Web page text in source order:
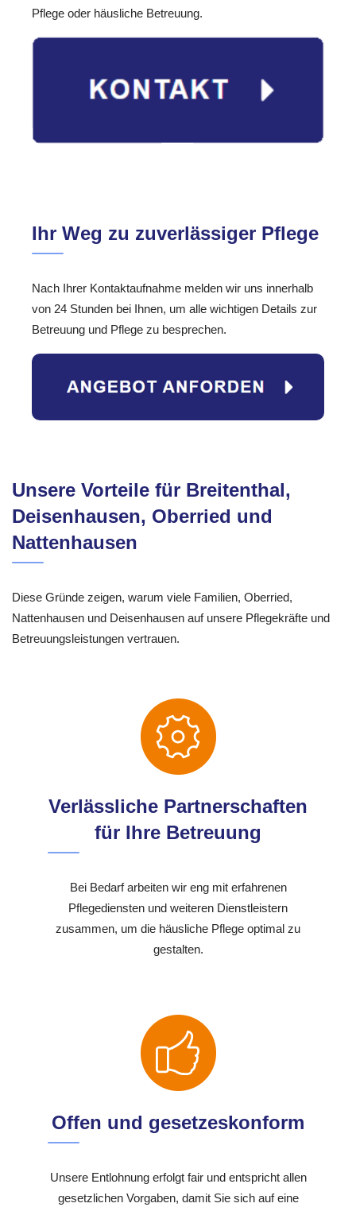
Pflege oder häusliche Betreuung.
Ihr Weg zu zuverlässiger Pflege
Nach Ihrer Kontaktaufnahme melden wir uns innerhalb
von 24 Stunden bei Ihnen, um alle wichtigen Details zur
Betreuung und Pflege zu besprechen.
Unsere Vorteile für Breitenthal,
Deisenhausen, Oberried und
Nattenhausen
Diese Gründe zeigen, warum viele Familien, Oberried,
Nattenhausen und Deisenhausen auf unsere Pflegekräfte und
Betreuungsleistungen vertrauen.
Verlässliche Partnerschaften
für Ihre Betreuung
Bei Bedarf arbeiten wir eng mit erfahrenen
Pflegediensten und weiteren Dienstleistern
zusammen, um die häusliche Pflege optimal zu
gestalten.
Offen und gesetzeskonform
Unsere Entlohnung erfolgt fair und entspricht allen
gesetzlichen Vorgaben, damit Sie sich auf eine